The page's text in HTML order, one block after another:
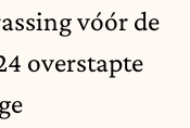
vóór de
overstapte